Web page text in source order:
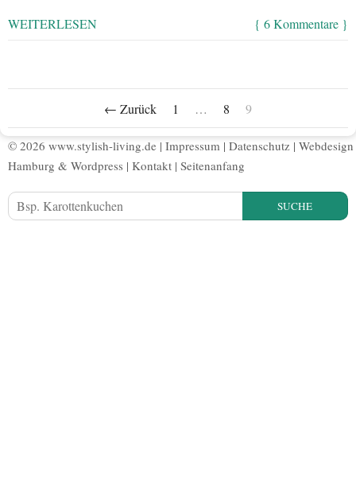
WEITERLESEN { 6 Kommentare }
← Zurück 1 … 8 9
© 2026 www.stylish-living.de | Impressum | Datenschutz | Webdesign
Hamburg & Wordpress | Kontakt | Seitenanfang
SUCHE